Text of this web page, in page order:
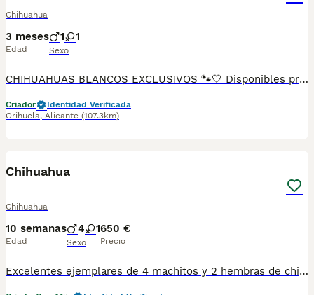
Chihuahua
3 meses
Edad
1 1
Sexo
CHIHUAHUAS BLANCOS EXCLUSIVOS 🐾🤍 Disponibles preciosos cachorros Chihuahua de color blanco, criados con mucho cariño y atención. Cachorros sanos, sociables y acostumbrados al contacto diario. Se entregan con las revisiones veterinarias correspondientes, cartilla sanitaria al día, microchip y garantía veterinaria. Una raza ideal para compañía por su tamaño reducido, inteligencia y carácter cariñoso. ✅ Reserva abierta ✅ Excelente línea y belleza ✅ Seguimiento y asesoramiento ✅ Entrega responsable Si buscas un Chihuahua especial, elegante y de gran calidad, ponte en contacto para más información, fotos y vídeos actualizados. Solo personas realmente interesadas.
Criador
Identidad Verificada
Orihuela, Alicante (107.3km)
Chihuahua
Chihuahua
10 semanas
Edad
4 1
Sexo
650 €
Precio
Excelentes ejemplares de 4 machitos y 2 hembras de chihuahua. Se entregan con vacunas según edad, desparasitados, pedigree, criados en ambiente familiar. Desde 650€ dependiendo sexo y morfología.